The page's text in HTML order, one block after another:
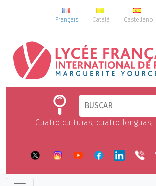
Français Català Castellano
Cuatro culturas, cuatro